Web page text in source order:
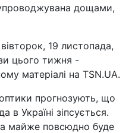
дощами,
19 листопада,
цього тижня -
матеріалі на TSN.UA.
прогнозують, що
Україні зіпсується.
майже повсюдно буде